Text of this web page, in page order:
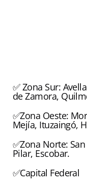
✅ Zona Sur:
de Zamora,
✅Zona Oeste:
Mejía, Ituzaingó,
✅Zona Norte:
Pilar, Escobar.
✅Capital Federal